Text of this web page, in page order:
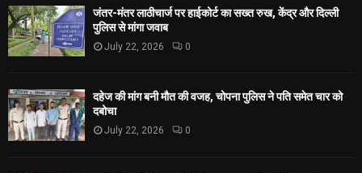
जंतर-मंतर लाठीचार्ज पर हाईकोर्ट का सख्त रुख, केंद्र और दिल्ली
पुलिस से मांगा जवाब
July 22, 2026 0
दहेज की मांग बनी मौत की वजह, चोपना पुलिस ने पति समेत चार को
दबोचा
July 22, 2026 0